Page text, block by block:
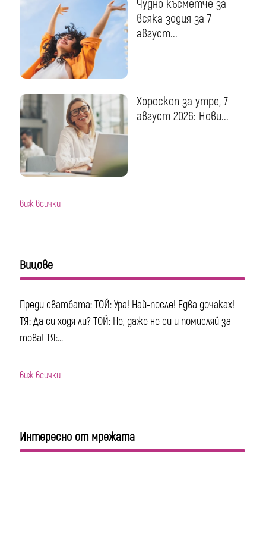
Чудно късметче за
всяка зодия за 7
август...
Хороскоп за утре, 7
август 2026: Нови...
виж всички
Вицове
Преди сватбата: ТОЙ: Ура! Най-после! Едва дочаках!
ТЯ: Да си ходя ли? ТОЙ: Не, даже не си и помисляй за
това! ТЯ:...
виж всички
Интересно от мрежата